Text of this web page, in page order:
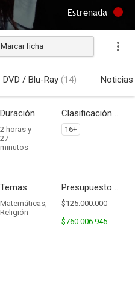
Estrenada
Marcar ficha
DVD / Blu-Ray (14) Noticias
Duración
2 horas y
27
minutos
Clasificación por edades
16+
Temas
Matemáticas,
Religión
Presupuesto - Ingresos
$125.000.000
-
$760.006.945